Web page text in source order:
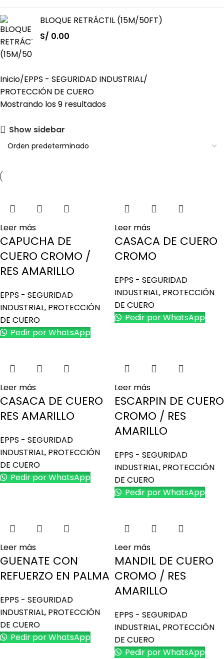
BLOQUE RETRÁCTIL (15M/50FT)
S/ 0.00
Inicio EPPS - SEGURIDAD INDUSTRIAL
PROTECCIÓN DE CUERO
Mostrando los 9 resultados
Show sidebar
Leer más
CAPUCHA DE
CUERO CROMO /
RES AMARILLO
EPPS - SEGURIDAD
INDUSTRIAL, PROTECCIÓN
DE CUERO
Pedir por WhatsApp
Leer más
CASACA DE CUERO
CROMO
EPPS - SEGURIDAD
INDUSTRIAL, PROTECCIÓN
DE CUERO
Pedir por WhatsApp
Leer más
CASACA DE CUERO
RES AMARILLO
EPPS - SEGURIDAD
INDUSTRIAL, PROTECCIÓN
DE CUERO
Pedir por WhatsApp
Leer más
ESCARPIN DE CUERO
CROMO / RES
AMARILLO
EPPS - SEGURIDAD
INDUSTRIAL, PROTECCIÓN
DE CUERO
Pedir por WhatsApp
Leer más
GUENATE CON
REFUERZO EN PALMA
EPPS - SEGURIDAD
INDUSTRIAL, PROTECCIÓN
DE CUERO
Pedir por WhatsApp
Leer más
MANDIL DE CUERO
CROMO / RES
AMARILLO
EPPS - SEGURIDAD
INDUSTRIAL, PROTECCIÓN
DE CUERO
Pedir por WhatsApp